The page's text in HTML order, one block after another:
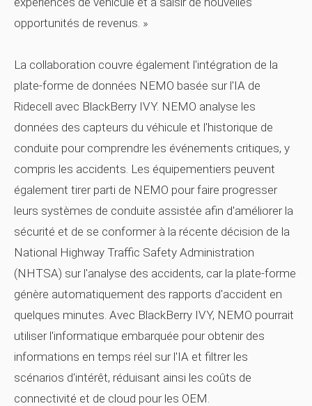
opportunités de revenus. »
La collaboration couvre également l'intégration de la
plate-forme de données NEMO basée sur l'IA de
Ridecell avec BlackBerry IVY. NEMO analyse les
données des capteurs du véhicule et l'historique de
conduite pour comprendre les événements critiques, y
compris les accidents. Les équipementiers peuvent
également tirer parti de NEMO pour faire progresser
leurs systèmes de conduite assistée afin d'améliorer la
sécurité et de se conformer à la récente décision de la
National Highway Traffic Safety Administration
(NHTSA) sur l'analyse des accidents, car la plate-forme
génère automatiquement des rapports d'accident en
quelques minutes. Avec BlackBerry IVY, NEMO pourrait
utiliser l'informatique embarquée pour obtenir des
informations en temps réel sur l'IA et filtrer les
scénarios d'intérêt, réduisant ainsi les coûts de
connectivité et de cloud pour les OEM.